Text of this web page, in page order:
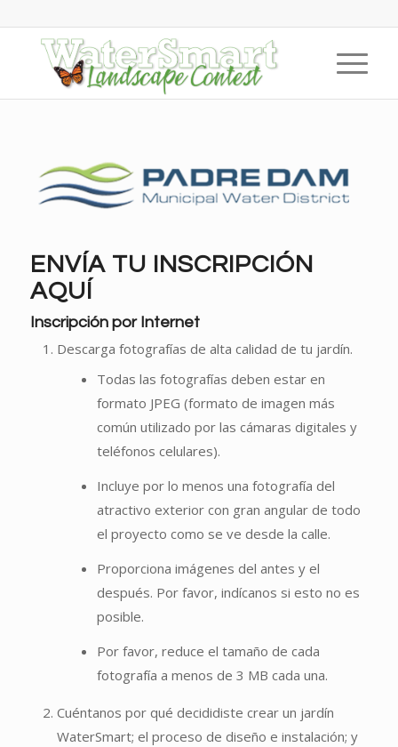
ENVÍA TU INSCRIPCIÓN
AQUÍ
Inscripción por Internet
Descarga fotografías de alta calidad de tu jardín.
Todas las fotografías deben estar en
formato JPEG (formato de imagen más
común utilizado por las cámaras digitales y
teléfonos celulares).
Incluye por lo menos una fotografía del
atractivo exterior con gran angular de todo
el proyecto como se ve desde la calle.
Proporciona imágenes del antes y el
después. Por favor, indícanos si esto no es
posible.
Por favor, reduce el tamaño de cada
fotografía a menos de 3 MB cada una.
Cuéntanos por qué decididiste crear un jardín
WaterSmart; el proceso de diseño e instalación; y